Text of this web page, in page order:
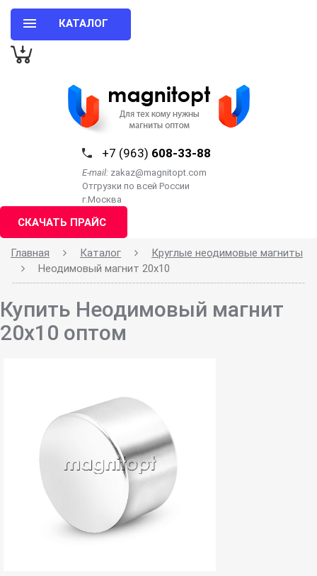
КАТАЛОГ
+7 (963) 608-33-88
E-mail: zakaz@magnitopt.com
Отгрузки по всей России
г.Москва
СКАЧАТЬ ПРАЙС
Главная Каталог
Круглые неодимовые магниты
Неодимовый магнит 20х10
Купить Неодимовый магнит
20х10 оптом